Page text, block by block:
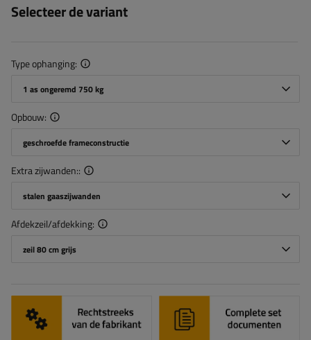
Selecteer de variant
Type ophanging
1 as ongeremd 750 kg
Opbouw
geschroefde frameconstructie
Extra zijwanden:
stalen gaaszijwanden
Afdekzeil/afdekking
zeil 80 cm grijs